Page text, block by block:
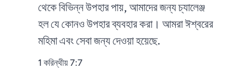
থেকে বিভিন্ন উপহার পায়, আমাদের জন্য চ্যালেঞ্জ
হল যে কোনও উপহার ব্যবহার করা। আমরা ঈশ্বরের
মহিমা এবং সেবা জন্য দেওয়া হয়েছে.
1 করিন্থীয় 7:7